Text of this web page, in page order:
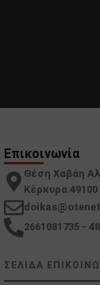
Επικοινωνία
Θέση Χαβάη
Κέρκυρα 49100
2661081735 -
ΣΕΛΙΔΑ